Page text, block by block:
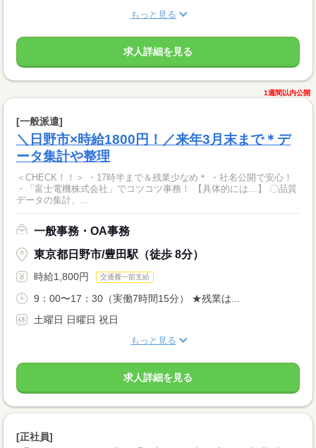
もっと見る
求人詳細を見る
1週間以内公開
[一般派遣]
＼日野市×時給1800円！／来年3月末まで＊デ
ータ集計や整理
＜CHECK！！＞ ・17時半まで＆残業少なめ＊ ・社名公開で安心！
・「富士電機株式会社」でコツコツ事務！ 【具体的には…】 〇品質
データの集計、...
一般事務・OA事務
東京都日野市/豊田駅（徒歩 8分）
時給1,800円 交通費一部支給
9：00〜17：30（実働7時間15分） ★残業は...
土曜日 日曜日 祝日
もっと見る
求人詳細を見る
[正社員]